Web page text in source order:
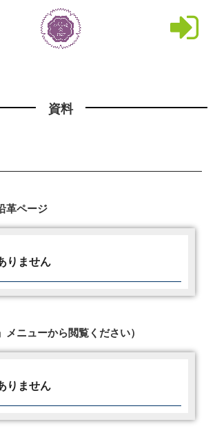
資料
革ページ
りません
メニューから閲覧ください）
りません